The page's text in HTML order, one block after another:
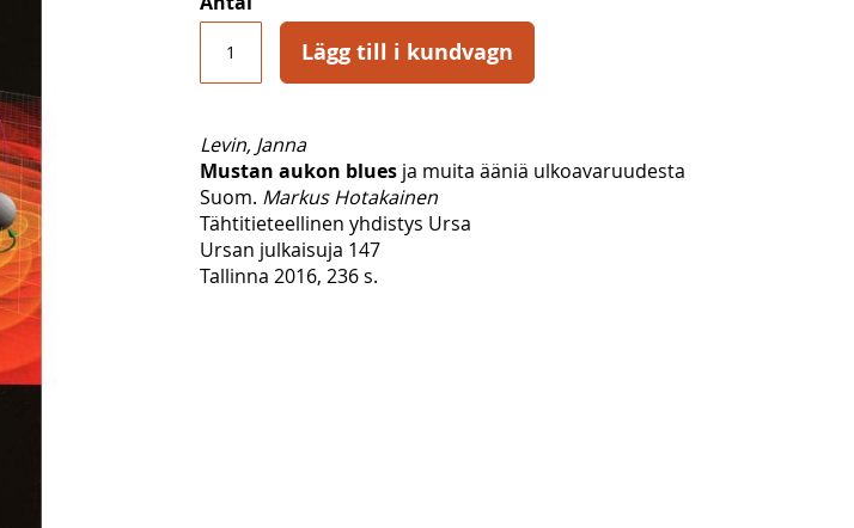
Lägg till i kundvagn
Levin, Janna
Mustan aukon bluesja muita ääniä ulkoavaruudesta
Suom. Markus Hotakainen
Tähtitieteellinen yhdistys Ursa
Ursan julkaisuja 147
Tallinna 2016, 236 s.